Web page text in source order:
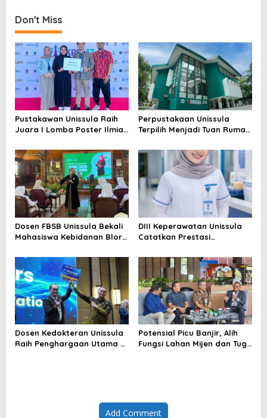
Don't Miss
Pustakawan Unissula Raih
Juara I Lomba Poster Ilmiah
Perpustakaan Unissula
Terpilih Menjadi Tuan Rumah
Dosen FBSB Unissula Bekali
Mahasiswa Kebidanan Blora
Public Speaking
DIII Keperawatan Unissula
Catatkan Prestasi
Mahasiswanya Lulus Uji
Kompetensi Nasional
Dosen Kedokteran Unissula
Raih Penghargaan Utama di
Potensial Picu Banjir, Alih
Fungsi Lahan Mijen dan Tugu
Add Comment